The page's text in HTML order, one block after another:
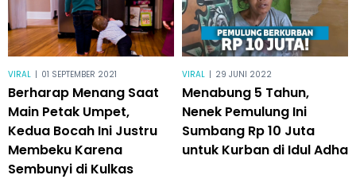
VIRAL | 01 SEPTEMBER 2021
Berharap Menang Saat
Main Petak Umpet,
Kedua Bocah Ini Justru
Membeku Karena
Sembunyi di Kulkas
VIRAL | 29 JUNI 2022
Menabung 5 Tahun,
Nenek Pemulung Ini
Sumbang Rp 10 Juta
untuk Kurban di Idul Adha